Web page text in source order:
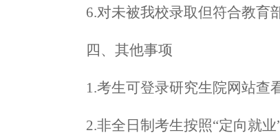
6.对未被我校录取但符合教育
四、其他事项
1.考生可登录研究生院网站查
2.非全日制考生按照“定向就